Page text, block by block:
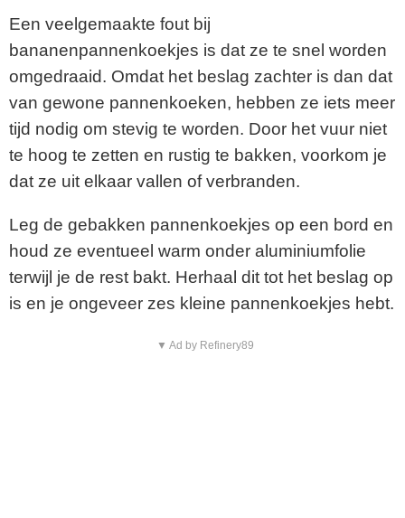
Een veelgemaakte fout bij
bananenpannenkoekjes is dat ze te snel worden
omgedraaid. Omdat het beslag zachter is dan dat
van gewone pannenkoeken, hebben ze iets meer
tijd nodig om stevig te worden. Door het vuur niet
te hoog te zetten en rustig te bakken, voorkom je
dat ze uit elkaar vallen of verbranden.
Leg de gebakken pannenkoekjes op een bord en
houd ze eventueel warm onder aluminiumfolie
terwijl je de rest bakt. Herhaal dit tot het beslag op
is en je ongeveer zes kleine pannenkoekjes hebt.
▼ Ad by Refinery89